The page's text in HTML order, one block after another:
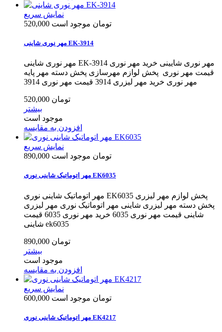
نمایش سریع
520,000 تومان موجود است
مهر نوری شاینی EK-3914
مهر نوری شاینی EK-3914 مهر نوری شایینی خرید مهر نوری
قیمت مهر نوری پخش لوازم مهرسازی پخش دسته مهر پایه
مهر نوری خرید مهر لیزری 3914 قیمت مهر نوری 3914
520,000 تومان
بیشتر
موجود است
افزودن به مقایسه
نمایش سریع
890,000 تومان موجود است
مهر اتوماتیک شاینی نوری EK6035
مهر اتوماتیک شاینی نوری EK6035 پخش لوازم مهر لیزری
پخش دسته مهر لیزری شاینی مهر اتوماتیک نوری مهر لیزری
شاینی قیمت مهر نوری 6035 خرید مهر نوری 6035 قیمت
شاینی ek6035
890,000 تومان
بیشتر
موجود است
افزودن به مقایسه
نمایش سریع
600,000 تومان موجود است
مهر اتوماتیک شاینی نوری EK4217